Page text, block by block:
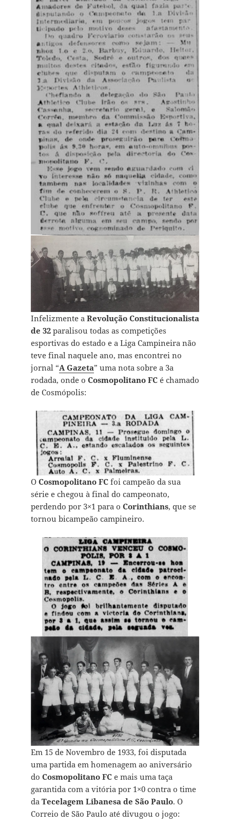
Infelizmente a Revolução Constitucionalista
de 32paralisou todas as competições
esportivas do estado e a Liga Campineira não
teve final naquele ano, mas encontrei no
jornal “A Gazeta” uma nota sobre a 3a
rodada, onde o Cosmopolitano FCé chamado
de Cosmópolis:
O Cosmopolitano FCfoi campeão da sua
série e chegou à final do campeonato,
perdendo por 3×1 para o Corinthians, que se
tornou bicampeão campineiro.
Em 15 de Novembro de 1933, foi disputada
uma partida em homenagem ao aniversário
do Cosmopolitano FCe mais uma taça
garantida com a vitória por 1×0 contra o time
da Tecelagem Libanesa de São Paulo. O
Correio de São Paulo até divugou o jogo: